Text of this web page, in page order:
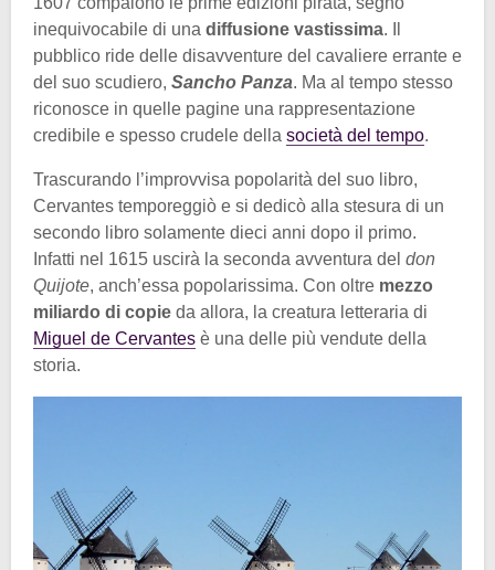
inequivocabile di una diffusione vastissima. Il
pubblico ride delle disavventure del cavaliere errante e
del suo scudiero, Sancho Panza. Ma al tempo stesso
riconosce in quelle pagine una rappresentazione
credibile e spesso crudele della società del tempo.
Trascurando l’improvvisa popolarità del suo libro,
Cervantes temporeggiò e si dedicò alla stesura di un
secondo libro solamente dieci anni dopo il primo.
Infatti nel 1615 uscirà la seconda avventura del don
Quijote, anch’essa popolarissima. Con oltre mezzo
miliardo di copie da allora, la creatura letteraria di
Miguel de Cervantes è una delle più vendute della
storia.